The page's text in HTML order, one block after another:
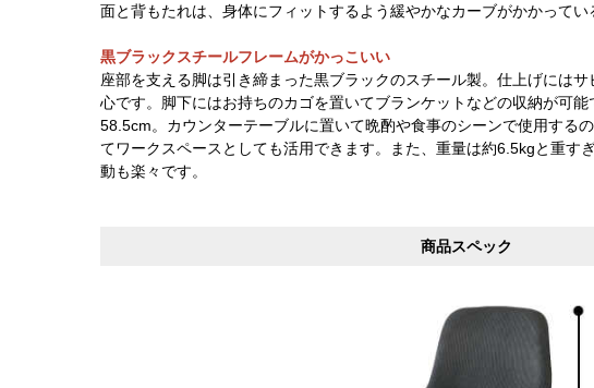
面と背もたれは、身体にフィットするよう緩やかなカーブがかかってい
黒ブラックスチールフレームがかっこいい
座部を支える脚は引き締まった黒ブラックのスチール製。仕上げには
心です。脚下にはお持ちのカゴを置いてブランケットなどの収納が可
58.5cm。カウンターテーブルに置いて晩酌や食事のシーンで使用する
てワークスペースとしても活用できます。また、重量は約6.5kgと重す
動も楽々です。
商品スペック